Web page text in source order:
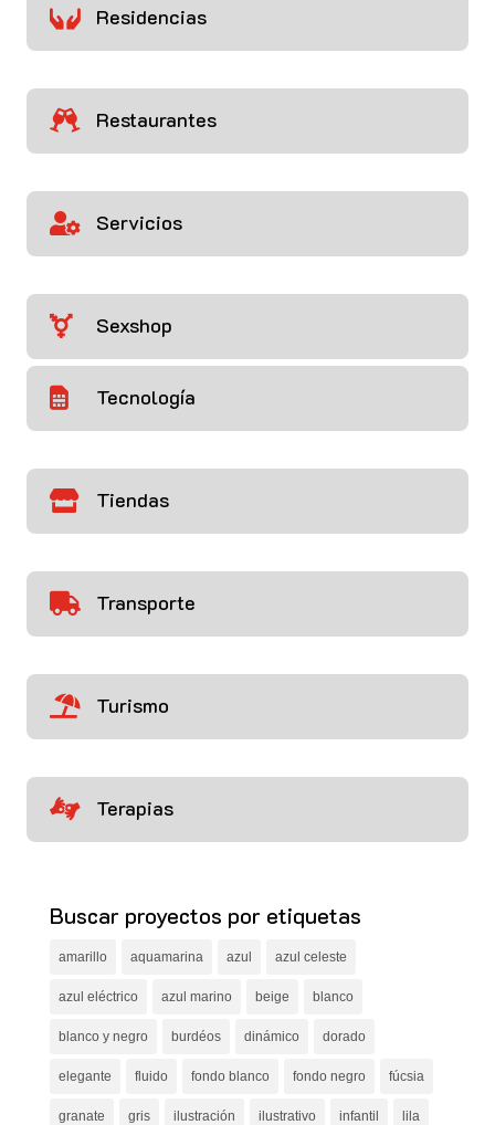
 Residencias
 Restaurantes
 Servicios
 Sexshop
 Tecnología
 Tiendas
 Transporte
 Turismo
 Terapias
Buscar proyectos por etiquetas
amarillo aquamarina azul azul celeste
azul eléctrico azul marino beige blanco
blanco y negro burdéos dinámico dorado
elegante fluido fondo blanco fondo negro fúcsia
granate gris ilustración ilustrativo infantil lila